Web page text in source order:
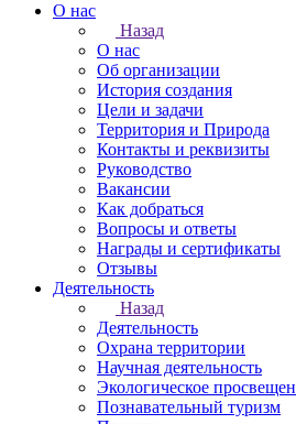
О нас
Назад
О нас
Об организации
История создания
Цели и задачи
Территория и Природа
Контакты и реквизиты
Руководство
Вакансии
Как добраться
Вопросы и ответы
Награды и сертификаты
Отзывы
Деятельность
Назад
Деятельность
Охрана территории
Научная деятельность
Экологическое
Познавательный туризм